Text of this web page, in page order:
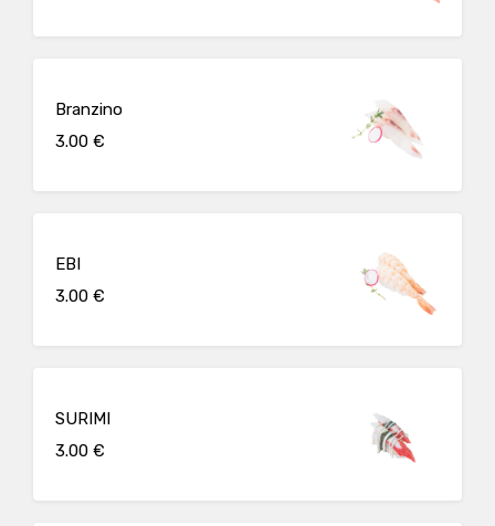
Branzino
3.00 €
EBI
3.00 €
SURIMI
3.00 €